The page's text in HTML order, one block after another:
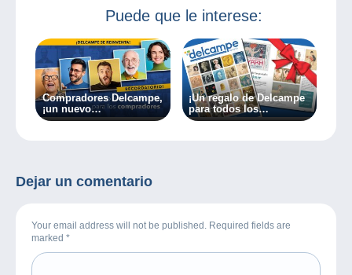
Puede que le interese:
Compradores Delcampe,
¡un nuevo
funcionamiento a partir
¡Un regalo de Delcampe
para todos los
coleccionistas!
Dejar un comentario
Your email address will not be published. Required fields are
marked *